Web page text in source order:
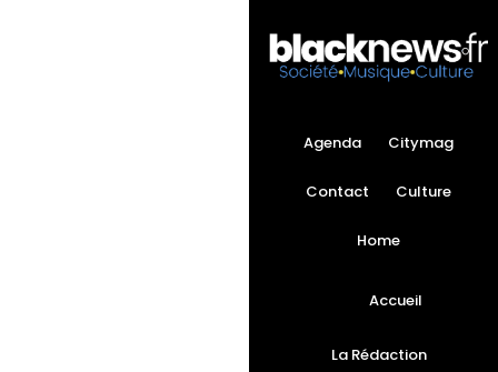
Agenda Citymag
Contact Culture
Home
Accueil
La Rédaction